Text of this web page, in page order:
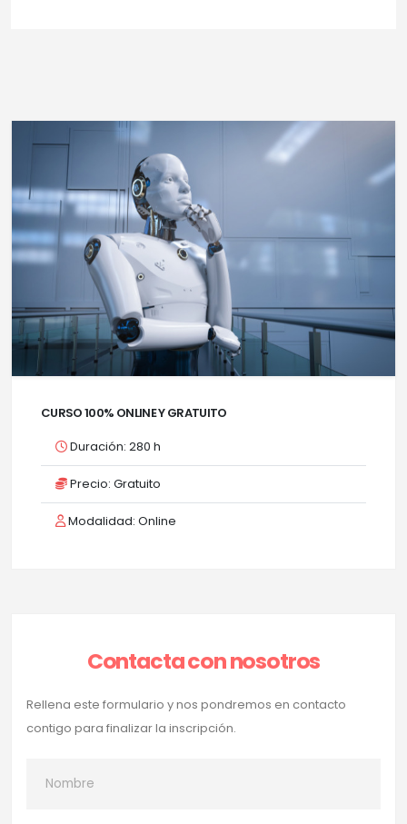
CURSO 100% ONLINE Y GRATUITO
Duración: 280 h
Precio: Gratuito
Modalidad: Online
Contacta con nosotros
Rellena este formulario y nos pondremos en contacto
contigo para finalizar la inscripción.